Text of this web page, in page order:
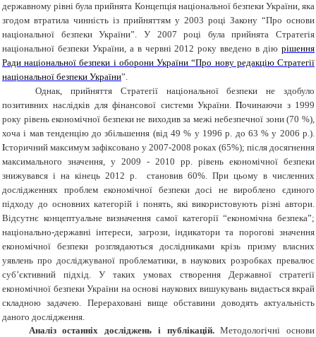
державному рівні була прийнята Концепція національної безпеки України, яка
згодом втратила чинність із прийняттям у 2003 році Закону “Про основи
національної безпеки України”. У 2007 році була прийнята Стратегія
національної безпеки України, а в червні 2012 року введено в дію рішення
Ради національної безпеки і оборони України “Про нову редакцію Стратегії
національної безпеки України”.
Однак, прийняття Стратегії національної безпеки
не здобуло
позитивних наслідків дляфінансової системиУкраїни.Починаючи з 1999
року рівень економічної безпеки не виходив за межі небезпечної зони (70 %),
хоча і мав тенденцію до збільшення (від 49 % у 1996 р. до 63 % у 2006 р.).
Історичний максимум зафіксовано у 2007-2008 роках (65%); після досягнення
максимального значення, у 2009 - 2010 рр. рівень економічної безпеки
знижувався і на кінець 2012 р. становив 60%. При цьому в численних
дослідженнях проблем економічної безпеки досі не вироблено єдиного
підходу до основних категорій і понять,яківикористовують різні автори.
Відсутнє концептуальне визначення самої категорії “економічна безпека”;
національно-державніінтереси, загрози,індикатори та порогові значення
економічної
безпеки розглядаються дослідниками крізь призму
власних
уявлень про досліджуваної проблематики, в наукових розробках превалює
суб’єктивний
підхід. У таких умовах створення Державної
стратегії
економічної безпекиУкраїни на основі наукових вишукувань видається вкрай
складною задачею. Перераховані вище обставини доводять актуальність
даного дослідження.
Аналіз останніх досліджень і публікацій.Методологічні основи